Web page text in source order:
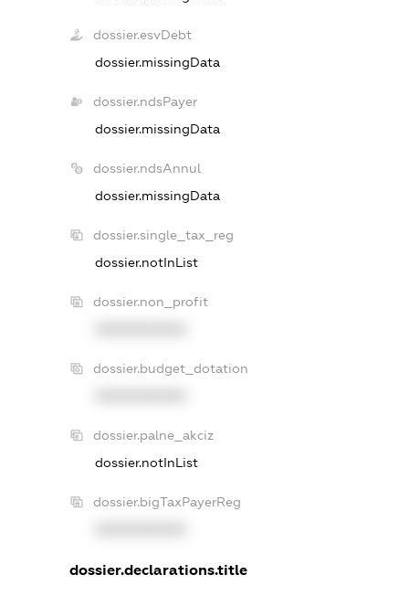
dossier.esvDebt
dossier.missingData
dossier.ndsPayer
dossier.missingData
dossier.ndsAnnul
dossier.missingData
dossier.single_tax_reg
dossier.notInList
dossier.non_profit
dossier.budget_dotation
dossier.palne_akciz
dossier.notInList
dossier.bigTaxPayerReg
dossier.declarations.title